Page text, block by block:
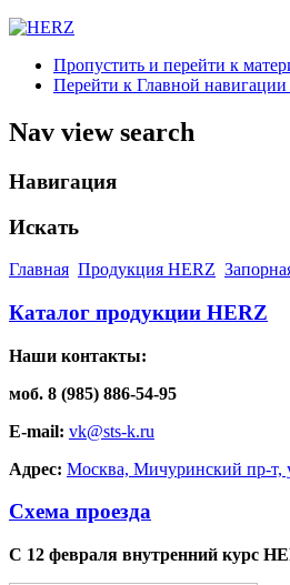
Пропустить и перейти к
Перейти к Главной
Nav view search
Навигация
Искать
Главная Продукция HERZ
Каталог продукции HERZ
Наши контакты:
моб. 8 (985) 886-54-95
E-mail: vk@sts-k.ru
Адрес: Москва, Мичуринский пр-т,
Схема проезда
С 12 февраля внутренний курс